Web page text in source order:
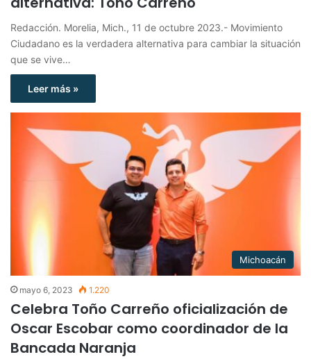
Redacción. Morelia, Mich., 11 de octubre 2023.- Movimiento
Ciudadano es la verdadera alternativa para cambiar la situación
que se vive…
Leer más »
Michoacán
mayo 6, 2023 1.220
Celebra Toño Carreño oficialización de
Oscar Escobar como coordinador de la
Bancada Naranja